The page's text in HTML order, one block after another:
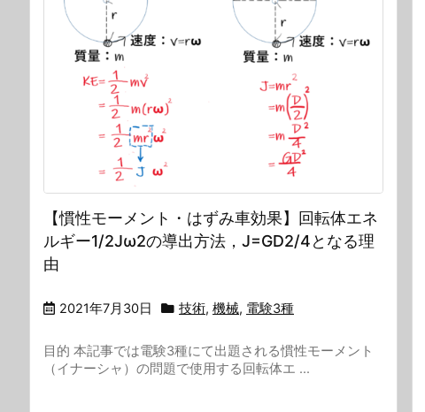
【慣性モーメント・はずみ車効果】回転体エネ
ルギー1/2Jω2の導出方法，J=GD2/4となる理
由
2021年7月30日 技術, 機械, 電験3種
目的 本記事では電験3種にて出題される慣性モーメント
（イナーシャ）の問題で使用する回転体エ ...